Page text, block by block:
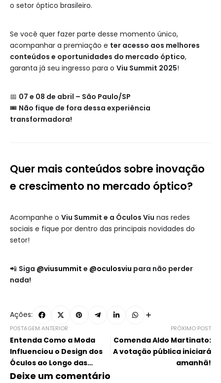
o setor óptico brasileiro.
Se você quer fazer parte desse momento único,
acompanhar a premiação e ter acesso aos melhores
conteúdos e oportunidades do mercado óptico,
garanta já seu ingresso para o Viu Summit 2025!
📅 07 e 08 de abril – São Paulo/SP
🎟️ Não fique de fora dessa experiência
transformadora!
Quer mais conteúdos sobre inovação
e crescimento no mercado óptico?
Acompanhe o Viu Summit e a Óculos Viu nas redes
sociais e fique por dentro das principais novidades do
setor!
📲 Siga @viusummit e @oculosviu para não perder
nada!
Ações:
POSTAGEM ANTERIOR
Entenda Como a Moda
Influenciou o Design dos
Óculos ao Longo das
Décadas
PRÓXIMO POST
Comenda Aldo Martinato:
A votação pública iniciará
amanhã!
Deixe um comentário